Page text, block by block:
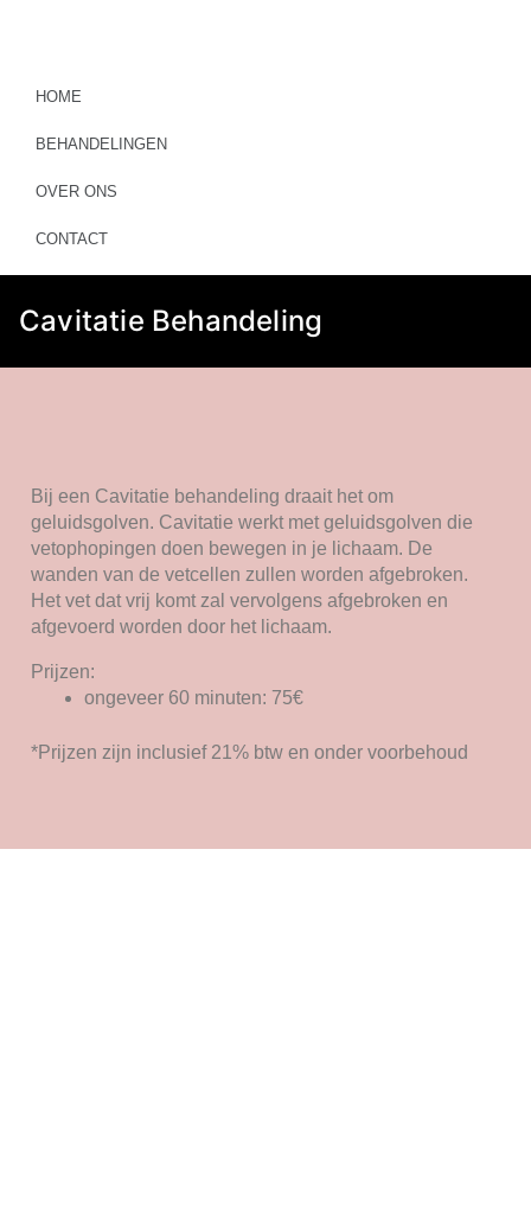
HOME
BEHANDELINGEN
OVER ONS
CONTACT
Cavitatie Behandeling
Bij een Cavitatie behandeling draait het om
geluidsgolven. Cavitatie werkt met geluidsgolven die
vetophopingen doen bewegen in je lichaam. De
wanden van de vetcellen zullen worden afgebroken.
Het vet dat vrij komt zal vervolgens afgebroken en
afgevoerd worden door het lichaam.
Prijzen:
ongeveer 60 minuten: 75€
*Prijzen zijn inclusief 21% btw en onder voorbehoud